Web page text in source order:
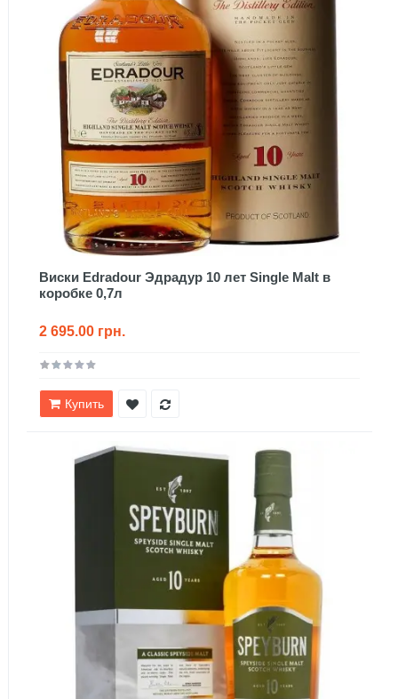
Виски Edradour Эдрадур 10 лет Single Malt в
коробке 0,7л
2 695.00 грн.
Купить